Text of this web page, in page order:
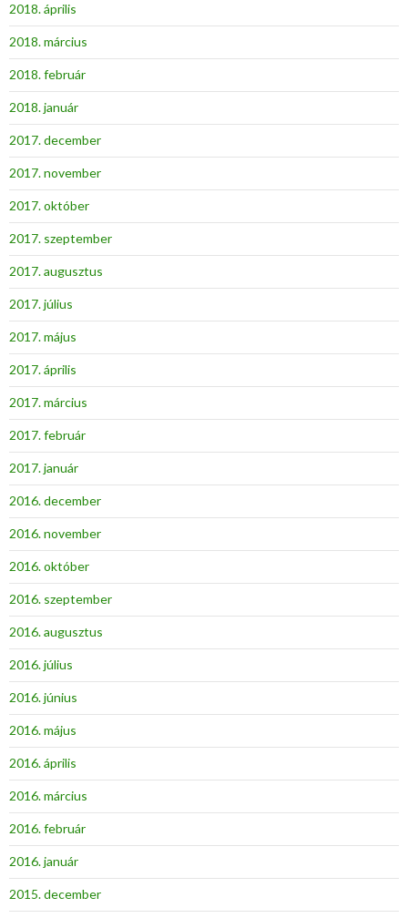
2018. április
2018. március
2018. február
2018. január
2017. december
2017. november
2017. október
2017. szeptember
2017. augusztus
2017. július
2017. május
2017. április
2017. március
2017. február
2017. január
2016. december
2016. november
2016. október
2016. szeptember
2016. augusztus
2016. július
2016. június
2016. május
2016. április
2016. március
2016. február
2016. január
2015. december